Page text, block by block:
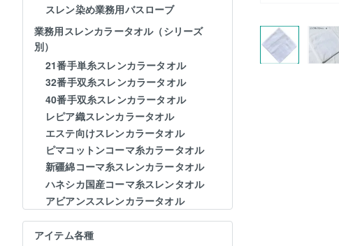
スレン染め業務用バスローブ
業務用スレンカラータオル（シリーズ
別）
21番手単糸スレンカラータオル
32番手双糸スレンカラータオル
40番手双糸スレンカラータオル
レピア織スレンカラータオル
エステ向けスレンカラータオル
ピマコットンコーマ糸カラータオル
新疆綿コーマ糸スレンカラータオル
ハネシカ国産コーマ糸スレンタオル
アビアンススレンカラータオル
アイテム各種